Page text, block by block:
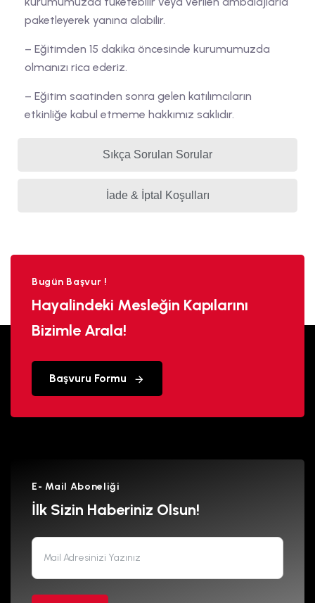
Sıkça Sorulan Sorular
İade & İptal Koşulları
paketleyerek yanına alabilir.
– Eğitimden 15 dakika öncesinde kurumumuzda
olmanızı rica ederiz.
– Eğitim saatinden sonra gelen katılımcıların
etkinliğe kabul etmeme hakkımız saklıdır.
Bugün Başvur !
Hayalindeki Mesleğin Kapılarını
Bizimle Arala!
Başvuru Formu
E- Mail Aboneliği
İlk Sizin Haberiniz Olsun!